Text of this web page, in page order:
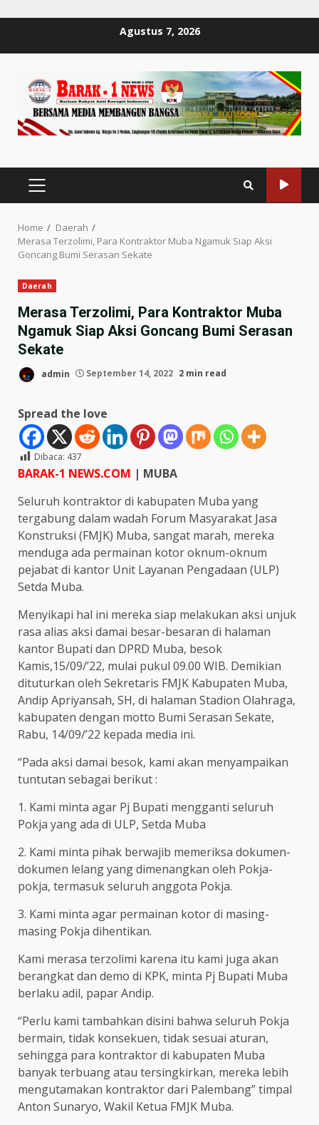
Agustus 7, 2026
PRIMARY
MENU
Home
Daerah
Merasa Terzolimi, Para Kontraktor Muba Ngamuk Siap Aksi
Goncang Bumi Serasan Sekate
Daerah
Merasa Terzolimi, Para Kontraktor Muba
Ngamuk Siap Aksi Goncang Bumi Serasan
Sekate
admin September 14, 2022 2 min read
Spread the love
Dibaca: 437
BARAK-1 NEWS.COM | MUBA
Seluruh kontraktor di kabupaten Muba yang
tergabung dalam wadah Forum Masyarakat Jasa
Konstruksi (FMJK) Muba, sangat marah, mereka
menduga ada permainan kotor oknum-oknum
pejabat di kantor Unit Layanan Pengadaan (ULP)
Setda Muba.
Menyikapi hal ini mereka siap melakukan aksi unjuk
rasa alias aksi damai besar-besaran di halaman
kantor Bupati dan DPRD Muba, besok
Kamis,15/09/’22, mulai pukul 09.00 WIB. Demikian
dituturkan oleh Sekretaris FMJK Kabupaten Muba,
Andip Apriyansah, SH, di halaman Stadion Olahraga,
kabupaten dengan motto Bumi Serasan Sekate,
Rabu, 14/09/’22 kepada media ini.
“Pada aksi damai besok, kami akan menyampaikan
tuntutan sebagai berikut :
1. Kami minta agar Pj Bupati mengganti seluruh
Pokja yang ada di ULP, Setda Muba
2. Kami minta pihak berwajib memeriksa dokumen-
dokumen lelang yang dimenangkan oleh Pokja-
pokja, termasuk seluruh anggota Pokja.
3. Kami minta agar permainan kotor di masing-
masing Pokja dihentikan.
Kami merasa terzolimi karena itu kami juga akan
berangkat dan demo di KPK, minta Pj Bupati Muba
berlaku adil, papar Andip.
“Perlu kami tambahkan disini bahwa seluruh Pokja
bermain, tidak konsekuen, tidak sesuai aturan,
sehingga para kontraktor di kabupaten Muba
banyak terbuang atau tersingkirkan, mereka lebih
mengutamakan kontraktor dari Palembang” timpal
Anton Sunaryo, Wakil Ketua FMJK Muba.